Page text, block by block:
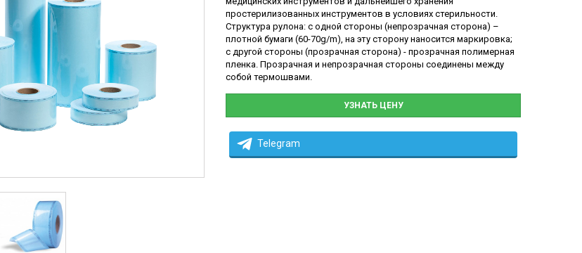
простерилизованных инструментов в условиях стерильности.
Структура рулона: с одной стороны (непрозрачная сторона) –
плотной бумаги (60-70g/m), на эту сторону наносится маркировка;
с другой стороны (прозрачная сторона) - прозрачная полимерная
пленка. Прозрачная и непрозрачная стороны соединены между
собой термошвами.
УЗНАТЬ ЦЕНУ
Telegram